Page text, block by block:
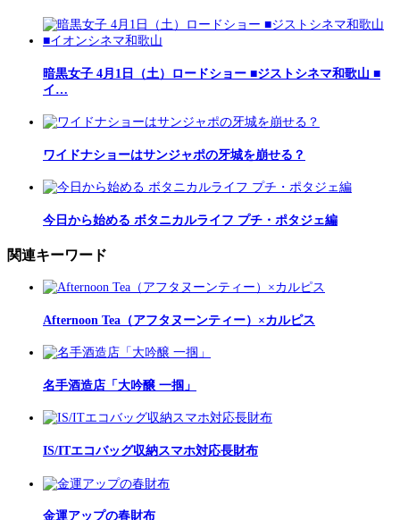
暗黒女子 4月1日（土）ロードショー ■ジストシネマ和歌山 ■
イ…
ワイドナショーはサンジャポの牙城を崩せる？
今日から始める ボタニカルライフ プチ・ポタジェ編
関連キーワード
Afternoon Tea（アフタヌーンティー）×カルピス
名手酒造店「大吟醸 一掴」
IS/ITエコバッグ収納スマホ対応長財布
金運アップの春財布